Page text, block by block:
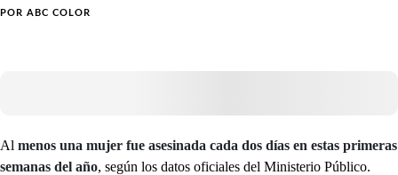
POR ABC COLOR
Al menos una mujer fue asesinada cada dos días en estas primeras
semanas del año, según los datos oficiales del Ministerio Público.